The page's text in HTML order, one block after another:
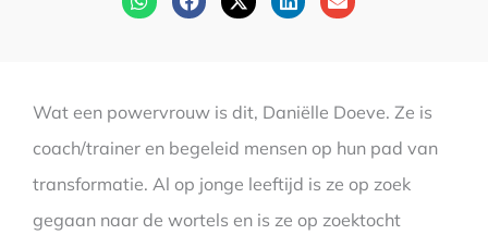
Wat een powervrouw is dit, Daniëlle Doeve. Ze is
coach/trainer en begeleid mensen op hun pad van
transformatie. Al op jonge leeftijd is ze op zoek
gegaan naar de wortels en is ze op zoektocht